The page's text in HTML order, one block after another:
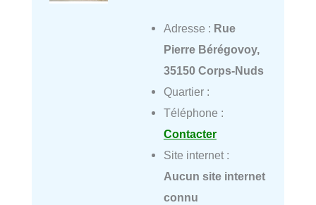
Adresse : Rue
Pierre Bérégovoy,
35150 Corps-Nuds
Quartier :
Téléphone :
Contacter
Site internet :
Aucun site internet
connu